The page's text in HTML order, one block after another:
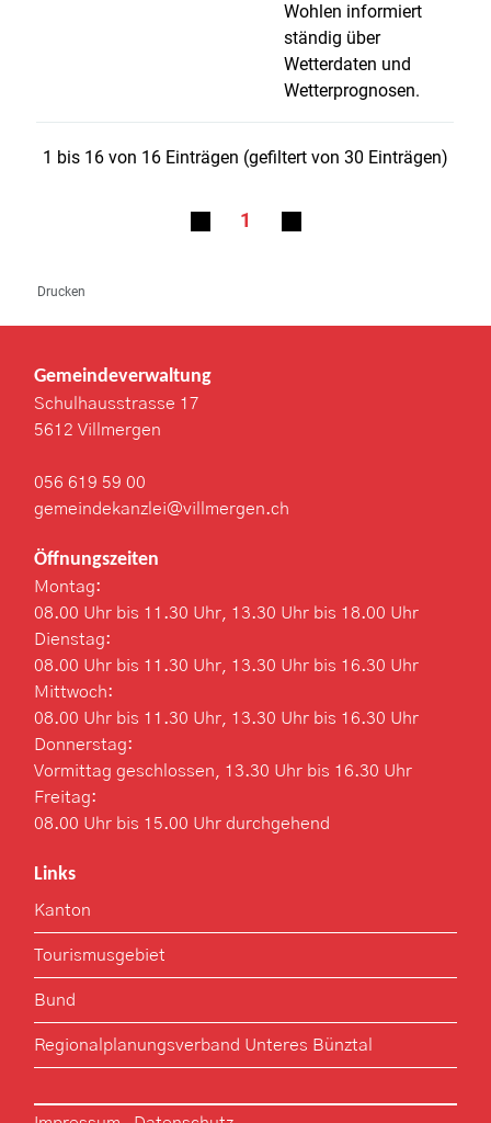
Wohlen informiert
ständig über
Wetterdaten und
Wetterprognosen.
1 bis 16 von 16 Einträgen (gefiltert von 30 Einträgen)
1
Drucken
Gemeindeverwaltung
Schulhausstrasse 17
5612 Villmergen
056 619 59 00
gemeindekanzlei@villmergen.ch
Öffnungszeiten
Montag:
08.00 Uhr bis 11.30 Uhr, 13.30 Uhr bis 18.00 Uhr
Dienstag:
08.00 Uhr bis 11.30 Uhr, 13.30 Uhr bis 16.30 Uhr
Mittwoch:
08.00 Uhr bis 11.30 Uhr, 13.30 Uhr bis 16.30 Uhr
Donnerstag:
Vormittag geschlossen, 13.30 Uhr bis 16.30 Uhr
Freitag:
08.00 Uhr bis 15.00 Uhr durchgehend
Links
Kanton
Tourismusgebiet
Bund
Regionalplanungsverband Unteres Bünztal
Toolbar